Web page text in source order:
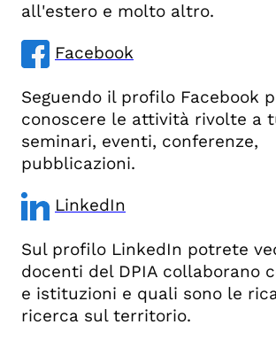
all'estero e molto altro.
Facebook
Seguendo il profilo Facebook
conoscere le attività rivolte a
seminari, eventi, conferenze,
pubblicazioni.
LinkedIn
Sul profilo LinkedIn potrete
docenti del DPIA collaborano
e istituzioni e quali sono le
ricerca sul territorio.